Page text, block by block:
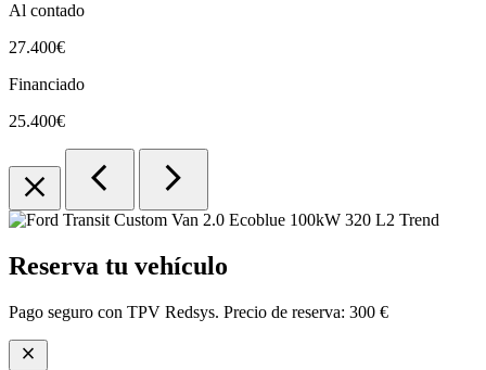
Al contado
27.400€
Financiado
25.400€
close chevron_left chevron_right
Reserva tu vehículo
Pago seguro con TPV Redsys. Precio de reserva: 300 €
close